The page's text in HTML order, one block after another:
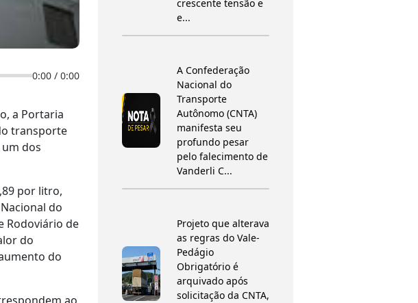
0:00 / 0:00
a Portaria
transporte
dos
por litro,
do
Rodoviário de
do
do
crescente tensão e
e...
A Confederação
Nacional do
Transporte
Autônomo (CNTA)
manifesta seu
profundo pesar
pelo falecimento de
Vanderli C...
Projeto que alterava
as regras do Vale-
Pedágio
Obrigatório é
arquivado após
solicitação da CNTA,